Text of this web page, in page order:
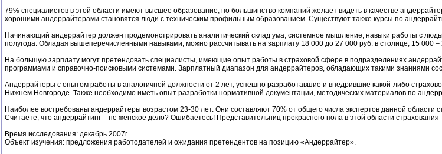
79% специалистов в этой области имеют высшее образование, но большинство компаний желает видеть в качестве
хорошими андеррайтерами становятся люди с техническим профильным образованием. Существуют также курсы по
Начинающий андеррайтер должен продемонстрировать аналитический склад ума, системное мышление, навыки работы с
полугода. Обладая вышеперечисленными навыками, можно рассчитывать на зарплату 18 000 до 27 000 руб. в столице, 15 000
На большую зарплату могут претендовать специалисты, имеющие опыт работы в страховой сфере в подразделениях
программами и справочно-поисковыми системами. Зарплатный диапазон для андеррайтеров, обладающих такими знаниями
Андеррайтеры с опытом работы в аналогичной должности от 2 лет, успешно разработавшие и внедрившие какой-либо
Нижнем Новгороде. Также необходимо иметь опыт разработки нормативной документации, методических материалов по
Наиболее востребованы андеррайтеры возрастом 23-30 лет. Они составляют 70% от общего числа экспертов данной области
Считаете, что андеррайтинг – не женское дело? Ошибаетесь! Представительниц прекрасного пола в этой области
Время исследования: декабрь 2007г.
Объект изучения: предложения работодателей и ожидания претендентов на позицию «Андеррайтер».